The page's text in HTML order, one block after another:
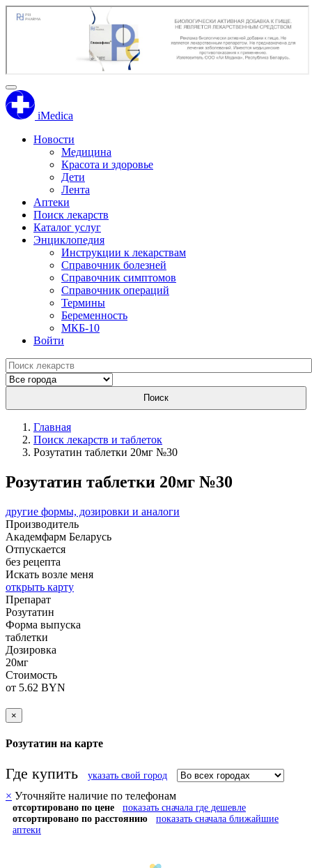
iMedica
Новости
Медицина
Красота и здоровье
Дети
Лента
Аптеки
Поиск лекарств
Каталог услуг
Энциклопедия
Инструкции к лекарствам
Справочник болезней
Справочник симптомов
Справочник операций
Термины
Беременность
МКБ-10
Войти
Поиск
Главная
Поиск лекарств и таблеток
Розутатин таблетки 20мг №30
Розутатин таблетки 20мг №30
другие формы, дозировки и аналоги
Производитель
Академфарм Беларусь
Отпускается
без рецепта
Искать возле меня
открыть карту
Препарат
Розутатин
Форма выпуска
таблетки
Дозировка
20мг
Стоимость
от 5.62 BYN
×
Розутатин на карте
Где купить указать свой город
× Уточняйте наличие по телефонам
отсортировано по цене
показать сначала где дешевле
отсортировано по расстоянию
показать сначала ближайшие
аптеки